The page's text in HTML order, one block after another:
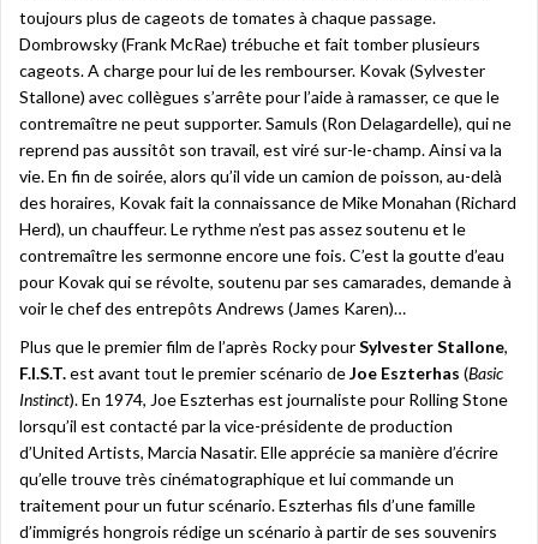
toujours plus de cageots de tomates à chaque passage.
Dombrowsky (Frank McRae) trébuche et fait tomber plusieurs
cageots. A charge pour lui de les rembourser. Kovak (Sylvester
Stallone) avec collègues s’arrête pour l’aide à ramasser, ce que le
contremaître ne peut supporter. Samuls (Ron Delagardelle), qui ne
reprend pas aussitôt son travail, est viré sur-le-champ. Ainsi va la
vie. En fin de soirée, alors qu’il vide un camion de poisson, au-delà
des horaires, Kovak fait la connaissance de Mike Monahan (Richard
Herd), un chauffeur. Le rythme n’est pas assez soutenu et le
contremaître les sermonne encore une fois. C’est la goutte d’eau
pour Kovak qui se révolte, soutenu par ses camarades, demande à
voir le chef des entrepôts Andrews (James Karen)…
Plus que le premier film de l’après Rocky pourSylvester Stallone,
F.I.S.T.est avant tout le premier scénario deJoe Eszterhas (Basic
Instinct). En 1974, Joe Eszterhas est journaliste pour Rolling Stone
lorsqu’il est contacté par la vice-présidente de production
d’United Artists, Marcia Nasatir. Elle apprécie sa manière d’écrire
qu’elle trouve très cinématographique et lui commande un
traitement pour un futur scénario. Eszterhas fils d’une famille
d’immigrés hongrois rédige un scénario à partir de ses souvenirs